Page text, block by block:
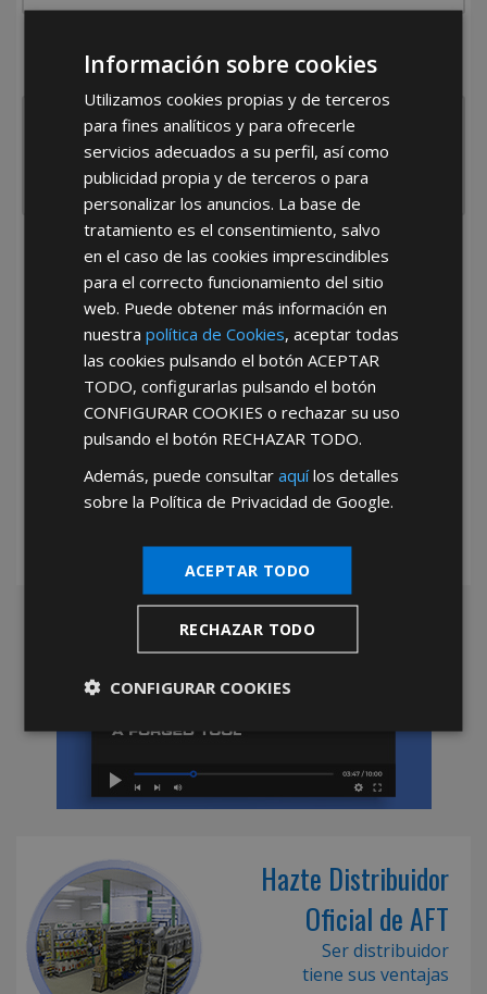
España
Portugal Otros
He leído y acepto laPolítica de Privacidad
*Abstenerse particulares, sólo venta a tiendas y empresas minoristas y
Hazte Distribuidor
Oficial de AFT
Ser distribuidor
tiene sus ventajas
Información sobre cookies
Utilizamos cookies propias y de terceros
para fines analíticos y para ofrecerle
servicios adecuados a su perfil, así como
publicidad propia y de terceros o para
personalizar los anuncios. La base de
tratamiento es el consentimiento, salvo
en el caso de las cookies imprescindibles
para el correcto funcionamiento del sitio
web. Puede obtener más información en
nuestrapolítica de Cookies, aceptar todas
las cookies pulsando el botónACEPTAR
TODO, configurarlas pulsando el botón
CONFIGURAR COOKIES o rechazar su uso
pulsando el botón RECHAZAR TODO.
Además, puede consultaraquílos detalles
sobre la Política de Privacidad de Google.
ACEPTAR TODO
RECHAZAR TODO
CONFIGURAR COOKIES